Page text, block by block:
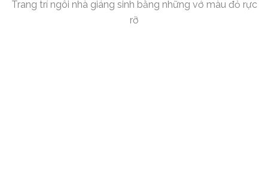
Trang trí ngôi nhà giáng sinh bằng những vớ màu đỏ rực
rỡ